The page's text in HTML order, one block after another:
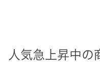
人気急上昇中の